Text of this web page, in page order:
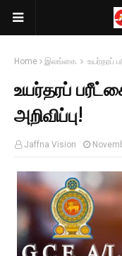
Home இலங்கை. உயர்தரப்
உயர்தரப்
அறிவிப்பு!
Jaffna Vision